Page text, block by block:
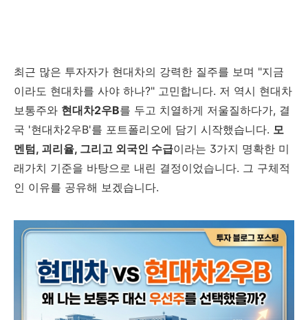
최근 많은 투자자가 현대차의 강력한 질주를 보며 "지금
이라도 현대차를 사야 하나?" 고민합니다. 저 역시 현대차
보통주와 현대차2우B를 두고 치열하게 저울질하다가, 결
국 '현대차2우B'를 포트폴리오에 담기 시작했습니다. 모
멘텀, 괴리율, 그리고 외국인 수급이라는 3가지 명확한 미
래가치 기준을 바탕으로 내린 결정이었습니다. 그 구체적
인 이유를 공유해 보겠습니다.